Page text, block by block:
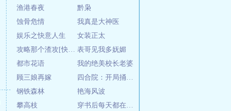
渔港春夜
黔枭
蚀骨危情
我真是大神医
娱乐之快意人生
女装正太
攻略那个渣攻[快穿] 表哥见我多妩媚
都市花语
我的绝美校长老婆
顾三娘再嫁
四合院：开局捅娄子，抓捕傻柱
钢铁森林
艳海风波
攀高枝
穿书后每天都在被迫撒娇